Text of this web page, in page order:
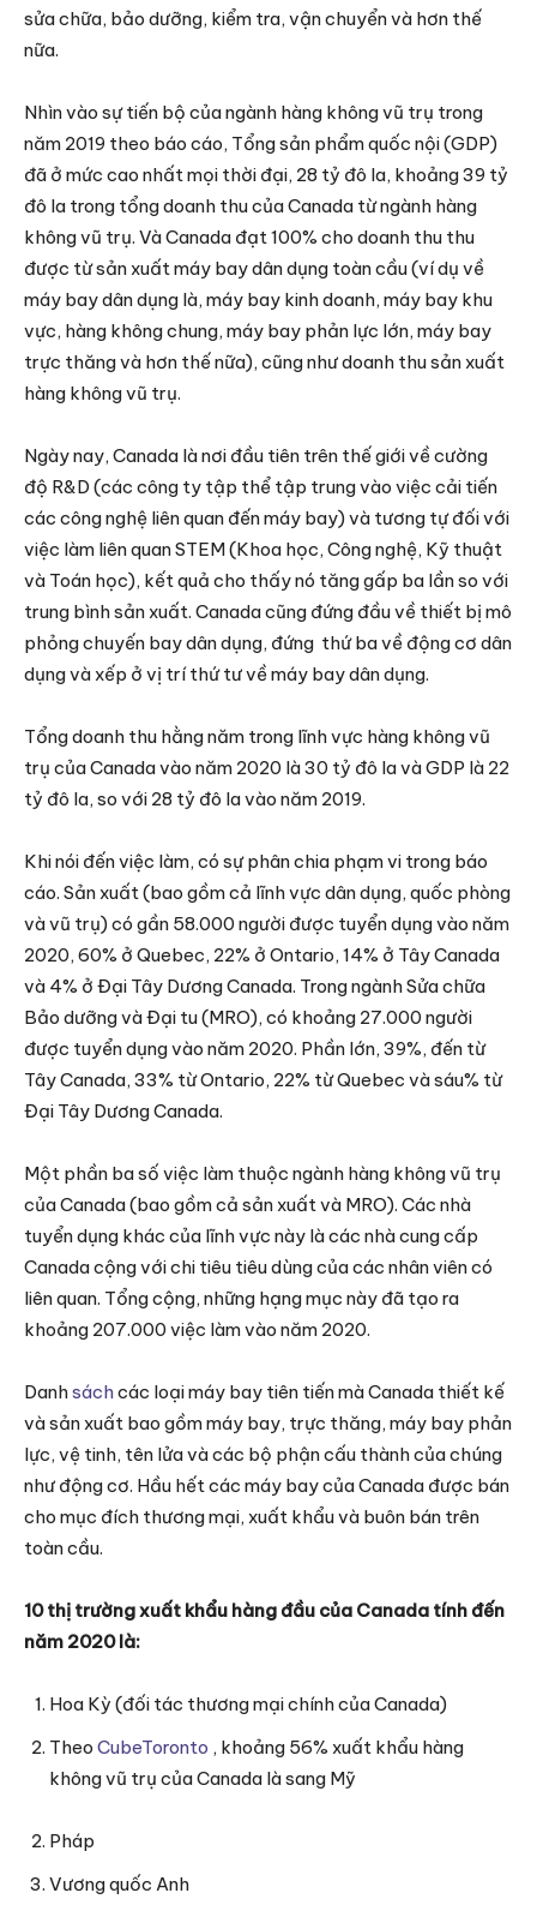
sửa chữa, bảo dưỡng, kiểm tra, vận chuyển và hơn thế
nữa.
Nhìn vào sự tiến bộ của ngành hàng không vũ trụ trong
năm 2019 theo báo cáo, Tổng sản phẩm quốc nội (GDP)
đã ở mức cao nhất mọi thời đại, 28 tỷ đô la, khoảng 39 tỷ
đô la trong tổng doanh thu của Canada từ ngành hàng
không vũ trụ. Và Canada đạt 100% cho doanh thu thu
được từ sản xuất máy bay dân dụng toàn cầu (ví dụ về
máy bay dân dụng là, máy bay kinh doanh, máy bay khu
vực, hàng không chung, máy bay phản lực lớn, máy bay
trực thăng và hơn thế nữa), cũng như doanh thu sản xuất
hàng không vũ trụ.
Ngày nay, Canada là nơi đầu tiên trên thế giới về cường
độ R&D (các công ty tập thể tập trung vào việc cải tiến
các công nghệ liên quan đến máy bay) và tương tự đối với
việc làm liên quan STEM (Khoa học, Công nghệ, Kỹ thuật
và Toán học), kết quả cho thấy nó tăng gấp ba lần so với
trung bình sản xuất. Canada cũng đứng đầu về thiết bị mô
phỏng chuyến bay dân dụng, đứng thứ ba về động cơ dân
dụng và xếp ở vị trí thứ tư về máy bay dân dụng.
Tổng doanh thu hằng năm trong lĩnh vực hàng không vũ
trụ của Canada vào năm 2020 là 30 tỷ đô la và GDP là 22
tỷ đô la, so với 28 tỷ đô la vào năm 2019.
Khi nói đến việc làm, có sự phân chia phạm vi trong báo
cáo. Sản xuất (bao gồm cả lĩnh vực dân dụng, quốc phòng
và vũ trụ) có gần 58.000 người được tuyển dụng vào năm
2020, 60% ở Quebec, 22% ở Ontario, 14% ở Tây Canada
và 4% ở Đại Tây Dương Canada. Trong ngành Sửa chữa
Bảo dưỡng và Đại tu (MRO), có khoảng 27.000 người
được tuyển dụng vào năm 2020. Phần lớn, 39%, đến từ
Tây Canada, 33% từ Ontario, 22% từ Quebec và sáu% từ
Đại Tây Dương Canada.
Một phần ba số việc làm thuộc ngành hàng không vũ trụ
của Canada (bao gồm cả sản xuất và MRO). Các nhà
tuyển dụng khác của lĩnh vực này là các nhà cung cấp
Canada cộng với chi tiêu tiêu dùng của các nhân viên có
liên quan. Tổng cộng, những hạng mục này đã tạo ra
khoảng 207.000 việc làm vào năm 2020.
Danhsáchcác loại máy bay tiên tiến mà Canada thiết kế
và sản xuất bao gồm máy bay, trực thăng, máy bay phản
lực, vệ tinh, tên lửa và các bộ phận cấu thành của chúng
như động cơ. Hầu hết các máy bay của Canada được bán
cho mục đích thương mại, xuất khẩu và buôn bán trên
toàn cầu.
10 thị trường xuất khẩu hàng đầu của Canada tính đến
năm 2020 là:
Hoa Kỳ (đối tác thương mại chính của Canada)
Theo CubeToronto , khoảng 56% xuất khẩu hàng
không vũ trụ của Canada là sang Mỹ
Pháp
Vương quốc Anh